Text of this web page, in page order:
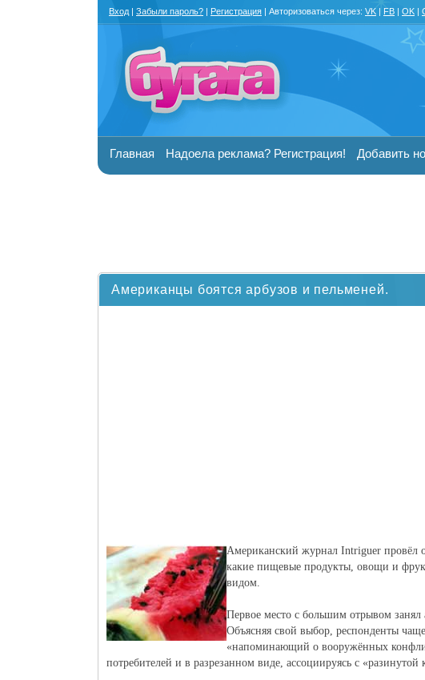
Американцы боятся арбузов и пельменей.
Американский журнал Intriguer провёл
какие пищевые продукты, овощи и
видом.
Первое место с большим отрывом
Объясняя свой выбор, респонденты
«напоминающий о вооружённых
потребителей и в разрезанном виде, ассоциируясь с
Вход | Забыли пароль? | Регистрация | Авторизоваться через: VK | FB | OK |
Главная Надоела реклама? Регистрация! Добавить